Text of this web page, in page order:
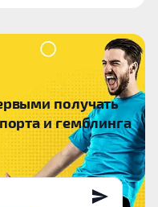
получать
и гемблинга